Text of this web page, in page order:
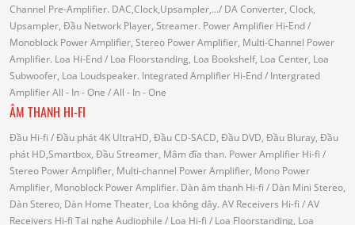
Channel Pre-Amplifier. DAC,Clock,Upsampler,.../ DA Converter, Clock,
Upsampler, Đầu Network Player, Streamer. Power Amplifier Hi-End/
Monoblock Power Amplifier, Stereo Power Amplifier, Multi-Channel Power
Amplifier. Loa Hi-End/ Loa Floorstanding, Loa Bookshelf, Loa Center, Loa
Subwoofer, Loa Loudspeaker. Integrated Amplifier Hi-End/ Intergrated
AmplifierAll - In - One / All - In - One
ÂM THANH HI-FI
Đầu Hi-fi / Đầu phát 4K UltraHD, Đầu CD-SACD, Đầu DVD, Đầu Bluray, Đầu
phát HD,Smartbox, Đầu Streamer, Mâm đĩa than. Power Amplifier Hi-fi /
Stereo Power Amplifier, Multi-channel Power Amplifier, Mono Power
Amplifier, Monoblock Power Amplifier. Dàn âm thanh Hi-fi / Dàn Mini Stereo,
Dàn Stereo, Dàn Home Theater, Loa không dây. AV Receivers Hi-fi / AV
Receivers Hi-fi Tai nghe Audiophile / Loa Hi-fi / Loa Floorstanding, Loa